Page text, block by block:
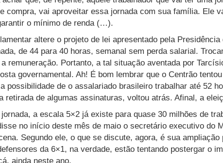
compra, vai aproveitar essa jornada com sua família. Ele
o mínimo de renda (…).
altere o projeto de lei apresentado pela Presidência
de 44 para 40 horas, semanal sem perda salarial.
remuneração. Portanto, a tal situação aventada por
governamental. Ah! É bom lembrar que o Centrão
possibilidade de o assalariado brasileiro trabalhar até 52
retirada de algumas assinaturas, voltou atrás. Afinal, a
a escala 5×2 já existe para quase 30 milhões de
no início deste mês de maio o secretário executivo do
Segundo ele, o que se discute, agora, é sua ampliação
da 6×1, na verdade, estão tentando postergar o
ainda neste ano.